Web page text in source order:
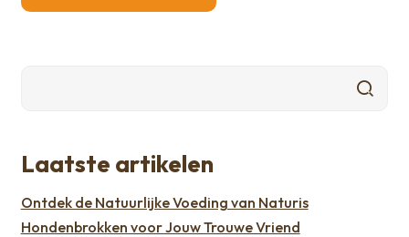
Laatste artikelen
Ontdek de Natuurlijke Voeding van Naturis
Hondenbrokken voor Jouw Trouwe Vriend